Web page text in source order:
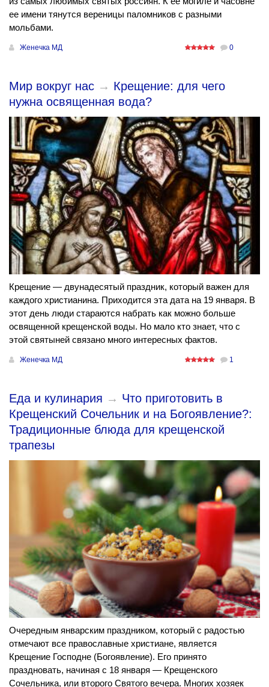
ее имени тянутся вереницы паломников с разными
мольбами.
Женечка МД 0
Мир вокруг нас → Крещение: для чего
нужна освященная вода?
Крещение — двунадесятый праздник, который важен для
каждого христианина. Приходится эта дата на 19 января. В
этот день люди стараются набрать как можно больше
освященной крещенской воды. Но мало кто знает, что с
этой святыней связано много интересных фактов.
Женечка МД 1
Еда и кулинария → Что приготовить в
Крещенский Сочельник и на Богоявление?:
Традиционные блюда для крещенской
трапезы
Очередным январским праздником, который с радостью
отмечают все православные христиане, является
Крещение Господне (Богоявление). Его принято
праздновать, начиная с 18 января — Крещенского
Сочельника, или второго Святого вечера. Многих хозяек